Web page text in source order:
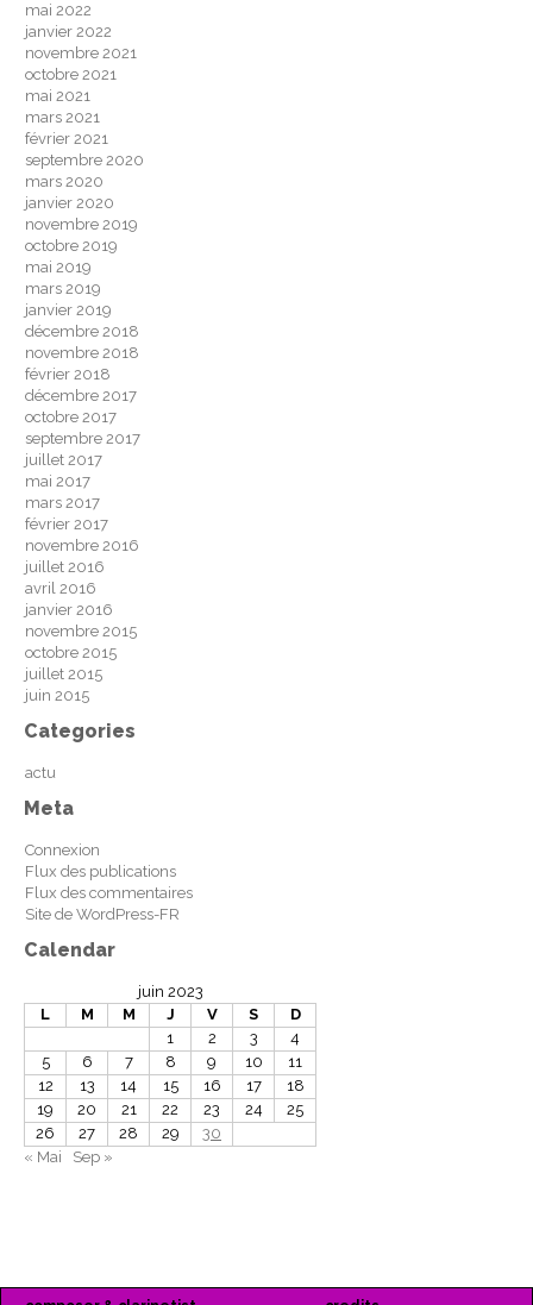
mai 2022
janvier 2022
novembre 2021
octobre 2021
mai 2021
mars 2021
février 2021
septembre 2020
mars 2020
janvier 2020
novembre 2019
octobre 2019
mai 2019
mars 2019
janvier 2019
décembre 2018
novembre 2018
février 2018
décembre 2017
octobre 2017
septembre 2017
juillet 2017
mai 2017
mars 2017
février 2017
novembre 2016
juillet 2016
avril 2016
janvier 2016
novembre 2015
octobre 2015
juillet 2015
juin 2015
Categories
actu
Meta
Connexion
Flux des publications
Flux des commentaires
Site de WordPress-FR
Calendar
juin 2023
L
M M J V S
D
1
2 3
4
5
6 7 8 9 10
11
12
13 14 15 16 17
18
19
20 21 22 23 24
25
26
27 28 29
30
« Mai
Sep »